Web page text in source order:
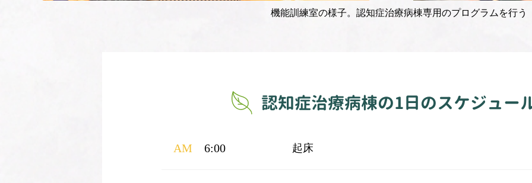
機能訓練室の様子。認知症治療病棟専用のプログラムを行う
認知症治療病棟の1日のスケジュー
AM 6:00 起床